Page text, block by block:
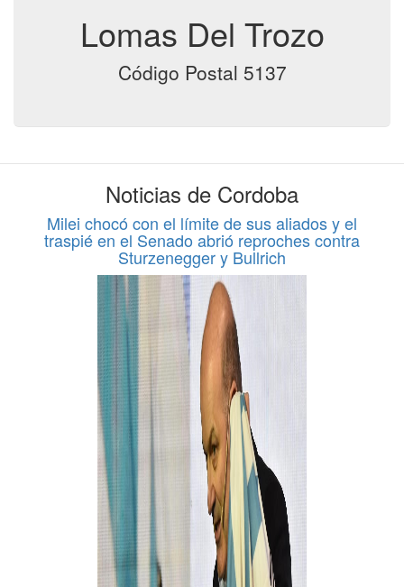
Lomas Del Trozo
Código Postal 5137
Noticias de Cordoba
Milei chocó con el límite de sus aliados y el
traspié en el Senado abrió reproches contra
Sturzenegger y Bullrich